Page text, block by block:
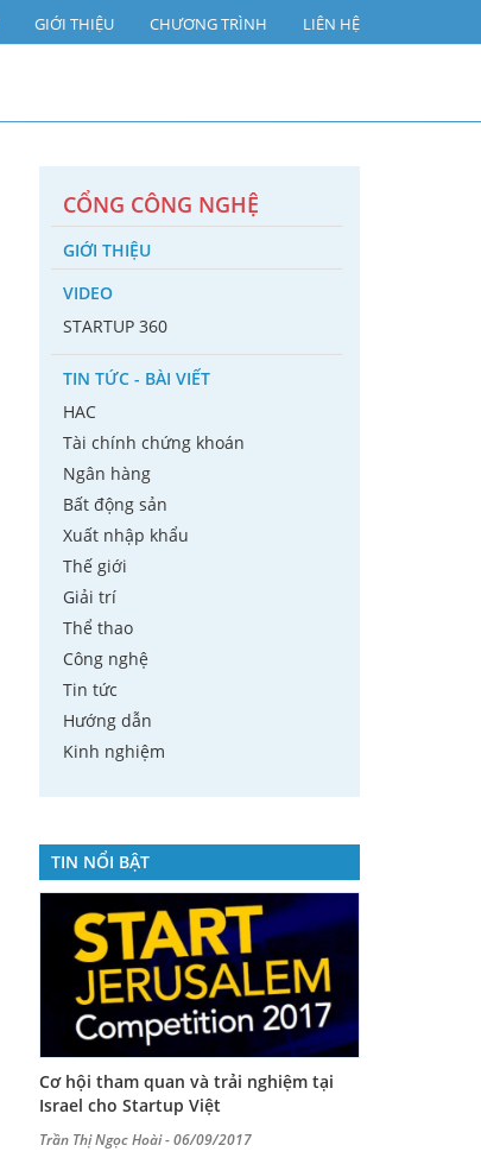
GIỚI THIỆU CHƯƠNG TRÌNH LIÊN HỆ
CỔNG CÔNG NGHỆ
GIỚI THIỆU
VIDEO
STARTUP 360
TIN TỨC - BÀI VIẾT
HAC
Tài chính chứng khoán
Ngân hàng
Bất động sản
Xuất nhập khẩu
Thế giới
Giải trí
Thể thao
Công nghệ
Tin tức
Hướng dẫn
Kinh nghiệm
TIN NỔI BẬT
Cơ hội tham quan và trải nghiệm tại
Israel cho Startup Việt
Trần Thị Ngọc Hoài - 06/09/2017